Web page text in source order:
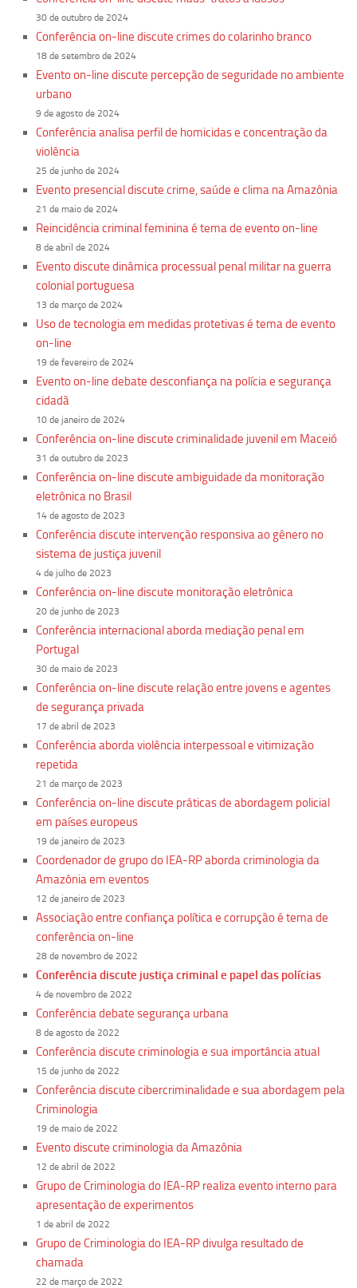
30 de outubro de 2024
Conferência on-line discute crimes do colarinho branco
18 de setembro de 2024
Evento on-line discute percepção de seguridade no ambiente
urbano
9 de agosto de 2024
Conferência analisa perfil de homicidas e concentração da
violência
25 de junho de 2024
Evento presencial discute crime, saúde e clima na Amazônia
21 de maio de 2024
Reincidência criminal feminina é tema de evento on-line
8 de abril de 2024
Evento discute dinâmica processual penal militar na guerra
colonial portuguesa
13 de março de 2024
Uso de tecnologia em medidas protetivas é tema de evento
on-line
19 de fevereiro de 2024
​Evento on-line debate desconfiança na polícia e segurança
cidadã
10 de janeiro de 2024
Conferência on-line discute criminalidade juvenil em Maceió
31 de outubro de 2023
Conferência on-line discute ambiguidade da monitoração
eletrônica no Brasil
14 de agosto de 2023
Conferência discute intervenção responsiva ao gênero no
sistema de justiça juvenil
4 de julho de 2023
Conferência on-line discute monitoração eletrônica
20 de junho de 2023
Conferência internacional aborda mediação penal em
Portugal
30 de maio de 2023
Conferência on-line discute relação entre jovens e agentes
de segurança privada
17 de abril de 2023
Conferência aborda violência interpessoal e vitimização
repetida
21 de março de 2023
Conferência on-line discute práticas de abordagem policial
em países europeus
19 de janeiro de 2023
Coordenador de grupo do IEA-RP aborda criminologia da
Amazônia em eventos
12 de janeiro de 2023
Associação entre confiança política e corrupção é tema de
conferência on-line
28 de novembro de 2022
Conferência discute justiça criminal e papel das polícias
4 de novembro de 2022
Conferência debate segurança urbana
8 de agosto de 2022
Conferência discute criminologia e sua importância atual
15 de junho de 2022
Conferência discute cibercriminalidade e sua abordagem pela
Criminologia
19 de maio de 2022
Evento discute criminologia da Amazônia
12 de abril de 2022
Grupo de Criminologia do IEA-RP realiza evento interno para
apresentação de experimentos
1 de abril de 2022
Grupo de Criminologia do IEA-RP divulga resultado de
chamada
22 de março de 2022